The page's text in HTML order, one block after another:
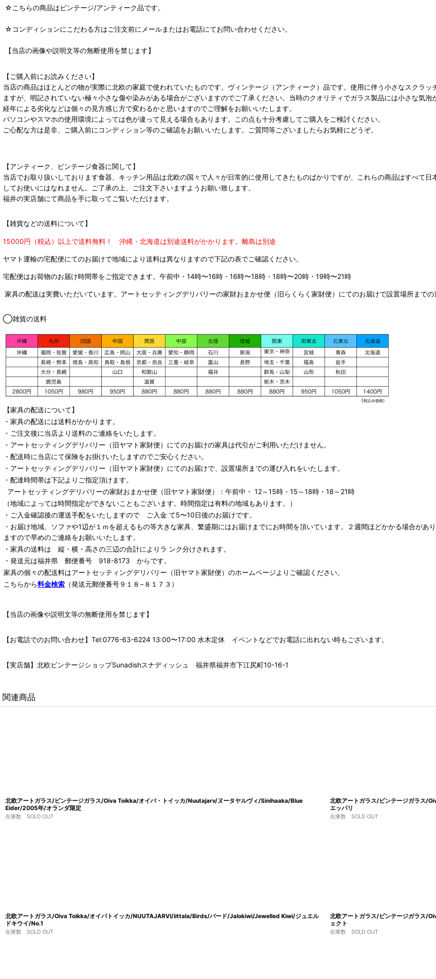
☆こちらの商品はビンテージ/アンティーク品です。
☆コンディションにこだわる方はご注文前にメールまたはお電話にてお問い合わせください。
【当店の画像や説明文等の無断使用を禁じます】
【ご購入前にお読みください】
当店の商品はほとんどの物が実際に北欧の家庭で使われていたものです。ヴィンテージ（アンティーク）品です。使用に伴う小さなスクラ
ますが、明記されていない極々小さな傷や染みがある場合がございますのでご了承ください。当時のクオリティでガラス製品には小さな気泡
経年による劣化などは個々の見方感じ方で変わるかと思いますのでご理解をお願いいたします。
パソコンやスマホの使用環境によっては色が違って見える場合もあります。この点も十分考慮してご購入をご検討ください。
ご心配な方は是非、ご購入前にコンディション等のご確認をお願いいたします。ご質問等ございましたらお気軽にどうぞ。
【アンティーク、ビンテージ食器に関して】
当店でお取り扱いしております食器、キッチン用品は北欧の国々で人々が日常的に使用してきたものばかりですが、これらの商品はすべて
してお使いにはなれません。ご了承の上、ご注文下さいますようお願い致します。
福井の実店舗にて商品を手に取ってご覧いただけます。
【雑貨などの送料について】
15000円（税込）以上で送料無料！ 沖縄・北海道は別途送料がかかります。 離島は別途
ヤマト運輸の宅配便にてのお届けで地域により送料は異なりますので下記の表でご確認ください。
宅配便はお荷物のお届け時間帯をご指定できます。 午前中・14時〜16時・16時〜18時・18時〜20時・19時〜21時
家具の配送は実費いただいています。アートセッティングデリバリーの家財おまかせ便（旧らくらく家財便）にてのお届けで設置場所まで
◯雑貨の送料
【家具の配送について】
・家具の配送には送料がかかります。
・ご注文後に当店より送料のご連絡をいたします。
・ アートセッティングデリバリー （旧ヤマト家財便） にてのお届けの家具は代引がご利用いただけません。
・配送時に当店にて保険をお掛けいたしますのでご安心ください。
・ アートセッティングデリバリー （旧ヤマト家財便） にてのお届けで、設置場所までの運び入れをいたします。
・配達時間帯は下記よりご指定頂けます。
アートセッティングデリバリーの家財おまかせ便 （旧ヤマト家財便）：午前中・ 12～15時・15～18時・18～21時
（地域によっては時間指定ができないこともございます。時間指定は有料の地域もあります。）
・ご入金確認後の運送手配をいたしますので ご入金 て5〜10日後のお届けです。
・お届け地域、ソファや1辺が１ｍを超えるもの等大きな家具、繁盛期にはお届けまでにお時間を頂いています。２週間ほどかかる場合があり
ますので早めのご連絡をお願いいたします。
・家具の送料は 縦・横・高さの三辺の合計によりラ ンク分けされます。
・発送元は福井県 郵便番号 918-8173 からです。
家具の個々の配送料はアートセッティングデリバリー （旧ヤマト家財便） のホームページよりご確認ください。
こちらから料金検索 （発送元郵便番号９１８−８１７３）
【当店の画像や説明文等の無断使用を禁じます】
【お電話でのお問い合わせ】Tel:0776-63-6224 13:00〜17:00 水木定休 イベントなどでお電話に出れない時もございます。
【実店舗】北欧ビンテージショップSunadishスナディッシュ 福井県福井市下江尻町10-16-1
関連商品
北欧アートガラス/ビンテージガラス/Oiva Toikka/オイバ・トイッカ/Nuutajarv/ヌータヤルヴィ/Sinihaaka/Blue
Eider/2005年/オランダ限定
在庫数 SOLD OUT
北欧アートガラス/ビンテージガラス/
エッパリ
在庫数 SOLD OUT
北欧アートガラス/Oiva Toikka/オイバトイッカ/NUUTAJARVI/iittala/Birds/バード/Jalokiwi/Jewelled Kiwi/ジュエル
ドキウイ/No.1
在庫数 SOLD OUT
北欧アートガラス/ビンテージガラス/
ェクト
在庫数 SOLD OUT